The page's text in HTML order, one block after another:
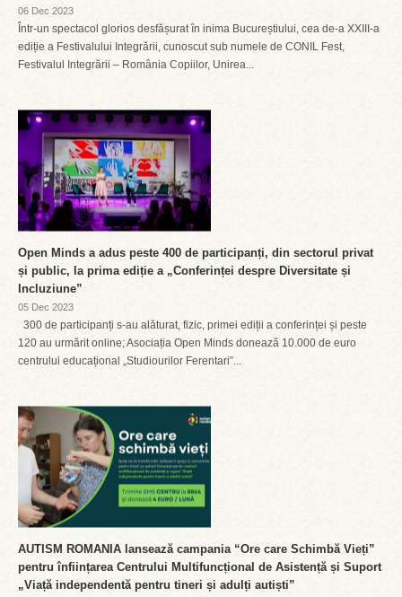
06 Dec 2023
Într-un spectacol glorios desfășurat în inima Bucureștiului, cea de-a XXIII-a
ediție a Festivalului Integrării, cunoscut sub numele de CONIL Fest,
Festivalul Integrării – România Copiilor, Unirea...
Open Minds a adus peste 400 de participanți, din sectorul privat
și public, la prima ediție a „Conferinței despre Diversitate și
Incluziune”
05 Dec 2023
300 de participanți s-au alăturat, fizic, primei ediții a conferinței și peste
120 au urmărit online; Asociația Open Minds donează 10.000 de euro
centrului educațional „Studiourilor Ferentari”...
AUTISM ROMANIA lansează campania “Ore care Schimbă Vieți”
pentru înființarea Centrului Multifuncțional de Asistență și Suport
„Viață independentă pentru tineri și adulți autiști”